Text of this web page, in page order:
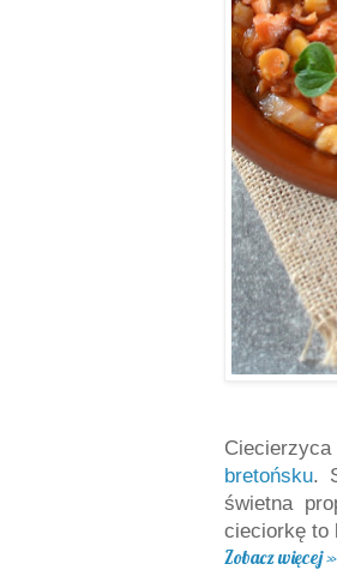
bretońsku.
świetna
cieciorkę to
Zobacz więcej »